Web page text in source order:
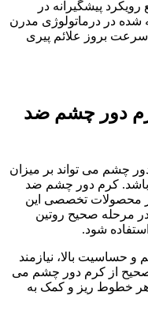
پیشگیرانه در
شده در درماتولوژی مدرن
بروز علائم پیری
دور چشم ضد
چشم می تواند بر میزان
باشد. کرم دور چشم ضد
محصولات تخصصی این
در مرحله صحیح روتین
شود.
بالا، نیازمند
از کرم دور چشم می
خطوط ریز و کمک به